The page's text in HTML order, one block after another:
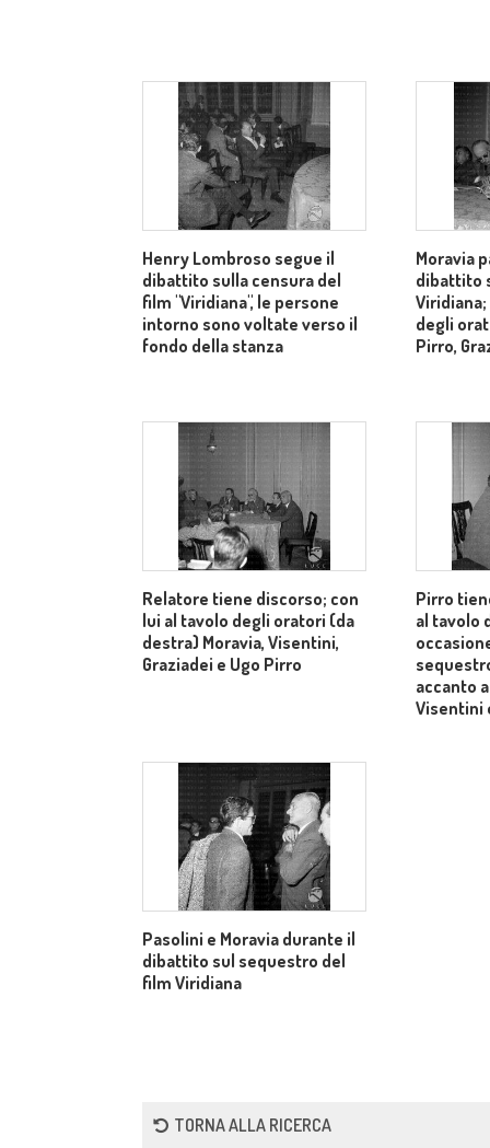
Henry Lombroso segue il
dibattito sulla censura del
film "Viridiana", le persone
intorno sono voltate verso il
fondo della stanza
Moravia
dibattito
degli
Pirro,
Relatore tiene discorso; con
lui al tavolo degli oratori (da
destra) Moravia, Visentini,
Graziadei e Ugo Pirro
Pirro
al tavolo
accanto
Visentini
Pasolini e Moravia durante il
dibattito sul sequestro del
film Viridiana
TORNA ALLA RICERCA